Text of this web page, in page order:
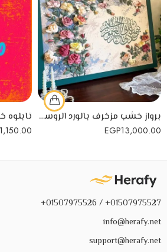
برواز خشب مزخرف بالورد الروسي
EGP13,000.00
1,150.00
01507975527+ / 01507975526+
info@herafy.net
support@herafy.net